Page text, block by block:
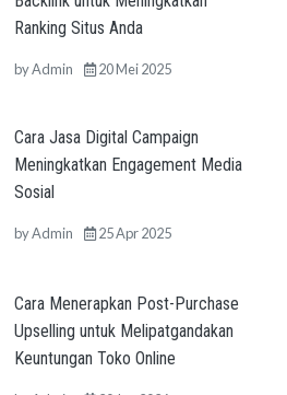
Ranking Situs Anda
byAdmin 20 Mei 2025
Cara Jasa Digital Campaign
Meningkatkan Engagement Media
Sosial
byAdmin 25 Apr 2025
Cara Menerapkan Post-Purchase
Upselling untuk Melipatgandakan
Keuntungan Toko Online